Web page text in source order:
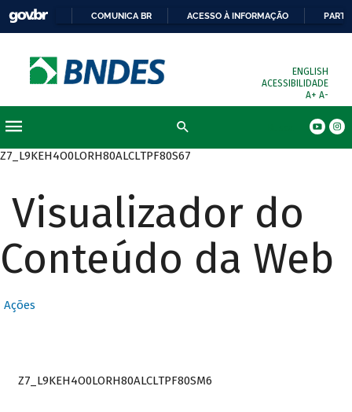
COMUNICA BR ACESSO À INFORMAÇÃO
ENGLISH
ACESSIBILIDADE
A+ A-
Z7_L9KEH4O0LORH80ALCLTPF80S67
Visualizador do
Conteúdo da Web
Ações
Z7_L9KEH4O0LORH80ALCLTPF80SM6